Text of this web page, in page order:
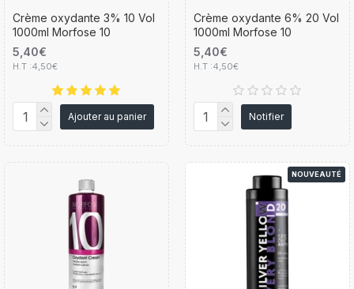
Crème oxydante 3% 10 Vol
1000ml Morfose 10
5,40€
H.T :4,50€
Ajouter au panier
Crème oxydante 6% 20 Vol
1000ml Morfose 10
5,40€
H.T :4,50€
Notifier
NOUVEAUTÉ